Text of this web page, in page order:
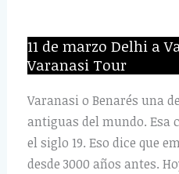
11 de marzo Delhi a
Varanasi Tour
Varanasi o Benarés una
antiguas del mundo. Esa
el siglo 19. Eso dice que
desde 3000 años antes.